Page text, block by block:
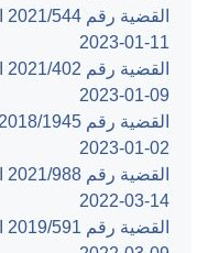
‎2023-01-11‏
‎2023-01-09‏
‎2023-01-02‏
‎2022-03-14‏